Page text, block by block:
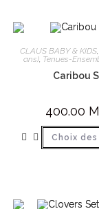
CLAUS BABY & KIDS,
ans), Tenues-
Caribou
400.00
Choix